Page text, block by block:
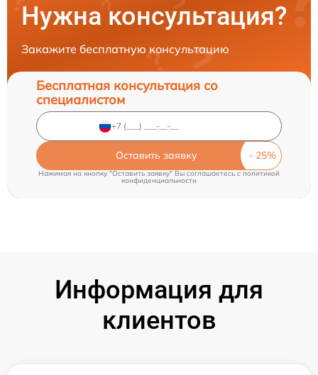
Нужна консультация?
Закажите бесплатную консультацию
Бесплатная консультация со
специалистом
Оставить заявку
Нажимая на кнопку "Оставить заявку" Вы соглашаетесь cполитикой
конфиденциальности
Информация для
клиентов